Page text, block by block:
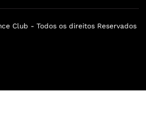
Club - Todos os direitos Reservados